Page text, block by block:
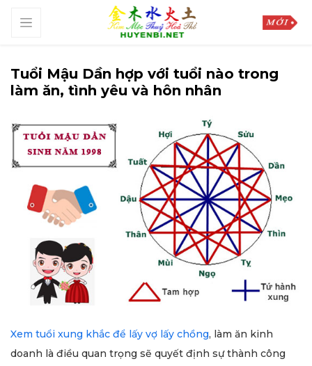
Tuổi Mậu Dần hợp với tuổi nào trong
làm ăn, tình yêu và hôn nhân
Xem tuổi xung khắc để lấy vợ lấy chồng, làm ăn kinh
doanh là điều quan trọng sẽ quyết định sự thành công